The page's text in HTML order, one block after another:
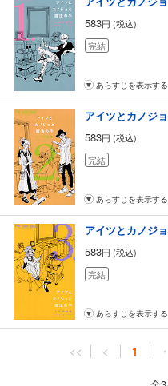
583円 (税込)
完結
あらすじを表示する
アイツとカノジ
583円 (税込)
完結
あらすじを表示する
アイツとカノジ
583円 (税込)
完結
あらすじを表示する
<< < 1 ・